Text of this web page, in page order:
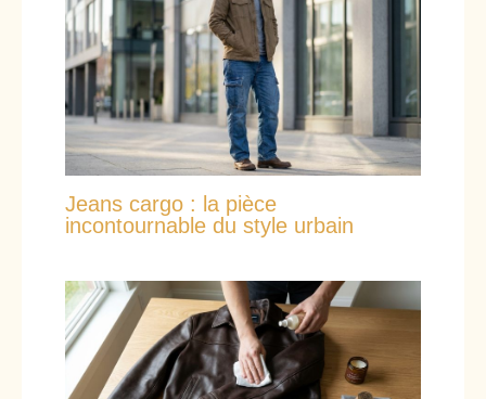
Jeans cargo : la pièce
incontournable du style urbain